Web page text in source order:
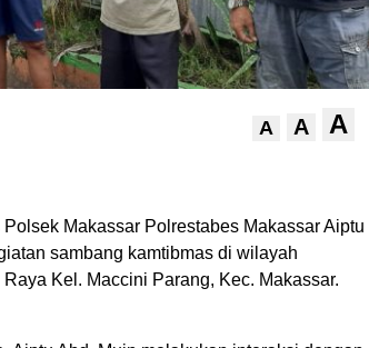
A A A
Makassar Polrestabes Makassar Aiptu
sambang kamtibmas di wilayah
Kel. Maccini Parang, Kec. Makassar.